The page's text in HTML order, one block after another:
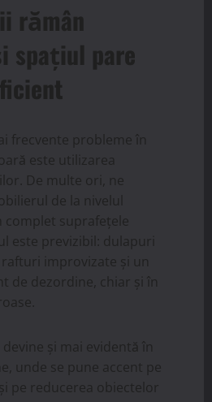
rămân
spațiul pare
frecvente probleme în
este utilizarea
De multe ori, ne
de la nivelul
complet suprafețele
este previzibil: dulapuri
improvizate și un
de dezordine, chiar și în
și mai evidentă în
unde se pune accent pe
pe reducerea obiectelor